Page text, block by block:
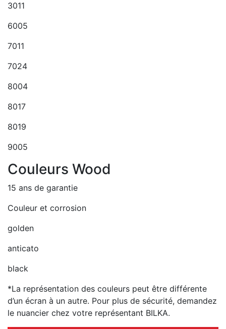
3011
6005
7011
7024
8004
8017
8019
9005
Couleurs Wood
15 ans de garantie
Couleur et corrosion
golden
anticato
black
*La représentation des couleurs peut être différente
d’un écran à un autre. Pour plus de sécurité, demandez
le nuancier chez votre représentant BILKA.